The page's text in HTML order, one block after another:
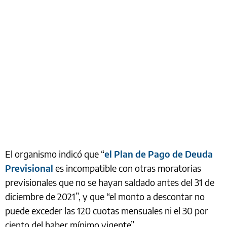
El organismo indicó que “el Plan de Pago de Deuda
Previsional es incompatible con otras moratorias
previsionales que no se hayan saldado antes del 31 de
diciembre de 2021”, y que “el monto a descontar no
puede exceder las 120 cuotas mensuales ni el 30 por